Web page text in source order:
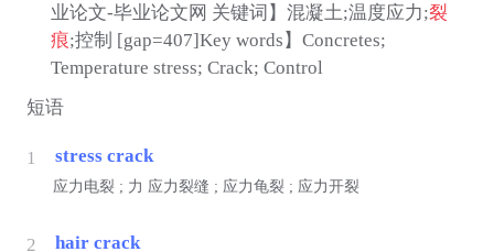
业论文-毕业论文网 关键词】混凝土;温度应力;裂
痕;控制 [gap=407]Key words】Concretes;
Temperature stress; Crack; Control
短语
1 stress crack
应力电裂 ; 力 应力裂缝 ; 应力龟裂 ; 应力开裂
2 hair crack